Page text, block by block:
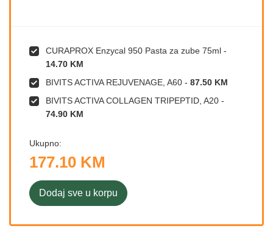
CURAPROX Enzycal 950 Pasta za zube 75ml -
14.70 KM
BIVITS ACTIVA REJUVENAGE, A60 - 87.50 KM
BIVITS ACTIVA COLLAGEN TRIPEPTID, A20 -
74.90 KM
Ukupno:
177.10 KM
Dodaj sve u korpu